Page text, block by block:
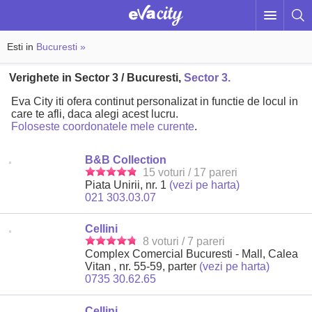
Esti in Bucuresti »
Verighete in Sector 3 / Bucuresti,Sector 3.
Eva City iti ofera continut personalizat in functie de locul in
care te afli, daca alegi acest lucru.
Foloseste coordonatele mele curente.
B&B Collection
15 voturi / 17 pareri
Piata Unirii, nr. 1 (vezi pe harta)
021 303.03.07
Cellini
8 voturi / 7 pareri
Complex Comercial Bucuresti - Mall, Calea
Vitan , nr. 55-59, parter (vezi pe harta)
0735 30.62.65